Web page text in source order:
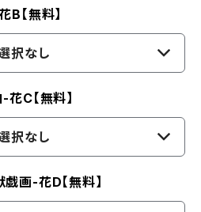
【無料】
択なし
C【無料】
択なし
画-花D【無料】